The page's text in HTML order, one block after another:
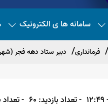
سامانه ها ی الکترونیک
فرمانداری دبیر ستاد دهه فجر
- تعداد بازدید: 60 - تعداد